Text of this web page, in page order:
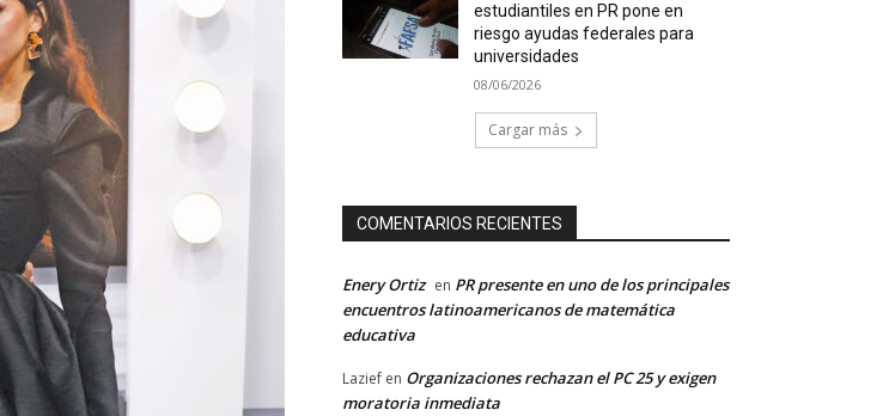
estudiantiles en PR pone en
riesgo ayudas federales para
universidades
08/06/2026
Cargar más
COMENTARIOS RECIENTES
Enery Ortiz en PR presente en uno de los principales
encuentros latinoamericanos de matemática
educativa
Lazief en Organizaciones rechazan el PC 25 y exigen
moratoria inmediata